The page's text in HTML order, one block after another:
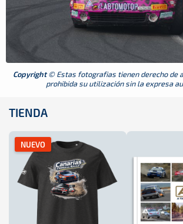
Copyright© Estas fotografias tienen derecho de
prohibida su utilización sin la expresa
TIENDA
NUEVO